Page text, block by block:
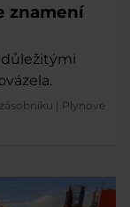
znamení
| Plynové